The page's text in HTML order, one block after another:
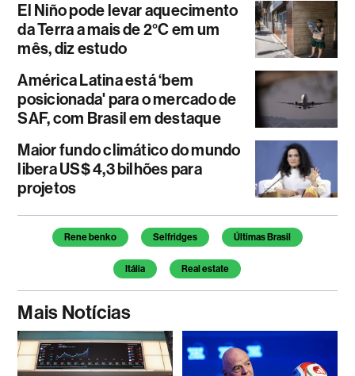
El Niño pode levar aquecimento
da Terra a mais de 2°C em um
mês, diz estudo
América Latina está ‘bem
posicionada' para o mercado de
SAF, com Brasil em destaque
Maior fundo climático do mundo
libera US$ 4,3 bilhões para
projetos
Temas deste artigo
Rene benko Selfridges Últimas Brasil
Itália Real estate
Mais Notícias